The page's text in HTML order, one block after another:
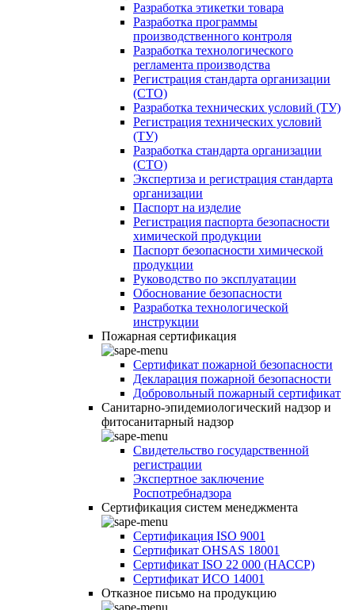
Разработка этикетки товара
Разработка программы
производственного контроля
Разработка технологического
регламента производства
Регистрация стандарта организации
(СТО)
Разработка технических условий (ТУ)
Регистрация технических условий
(ТУ)
Разработка стандарта организации
(СТО)
Экспертиза и регистрация стандарта
организации
Паспорт на изделие
Регистрация паспорта безопасности
химической продукции
Паспорт безопасности химической
продукции
Руководство по эксплуатации
Обоснование безопасности
Разработка технологической
инструкции
Пожарная сертификация
Сертификат пожарной безопасности
Декларация пожарной безопасности
Добровольный пожарный сертификат
Санитарно-эпидемиологический надзор и
фитосанитарный надзор
Свидетельство государственной
регистрации
Экспертное заключение
Роспотребнадзора
Сертификация систем менеджмента
Сертификация ISO 9001
Сертификат OHSAS 18001
Сертификат ISO 22 000 (НАССР)
Сертификат ИСО 14001
Отказное письмо на продукцию